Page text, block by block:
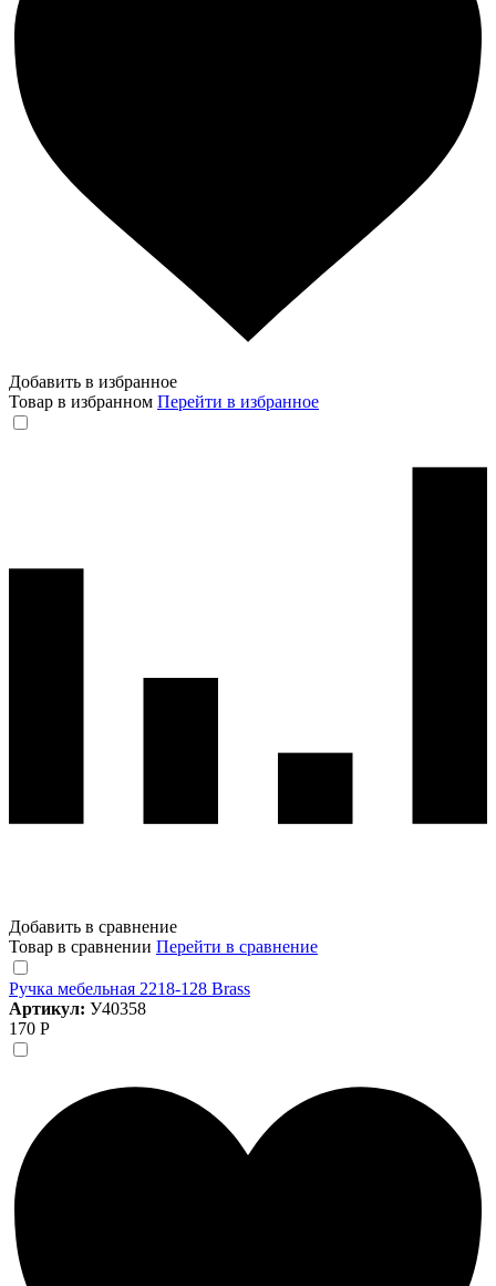
Добавить в избранное
Товар в избранном Перейти в избранное
Добавить в сравнение
Товар в сравнении Перейти в сравнение
Ручка мебельная 2218-128 Brass
Артикул: У40358
170 Р